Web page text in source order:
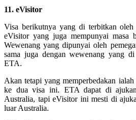
11. eVisitor
Visa berikutnya yang di terbitkan oleh
eVisitor yang juga mempunyai masa
Wewenang yang dipunyai oleh
sama juga dengan wewenang yang
ETA.
Akan tetapi yang memperbedakan
ke dua visa ini. ETA dapat di
Australia, tapi eVisitor ini mesti di
luar Australia.